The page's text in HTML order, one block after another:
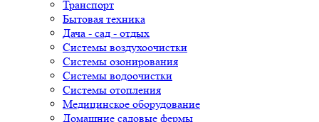
Транспорт
Бытовая техника
Дача - сад - отдых
Системы воздухоочистки
Системы озонирования
Системы водоочистки
Системы отопления
Медицинское оборудование
Домашние садовые фермы